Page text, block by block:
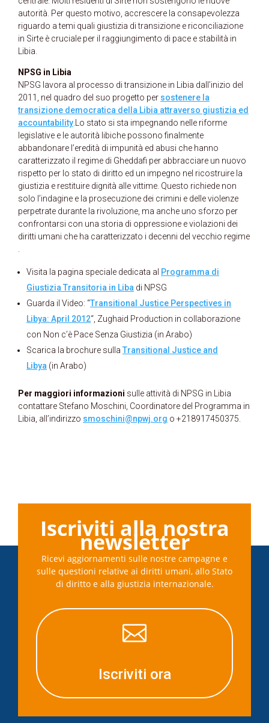
autorità. Per questo motivo, accrescere la consapevolezza
riguardo a temi quali giustizia di transizione e riconciliazione
in Sirte è cruciale per il raggiungimento di pace e stabilità in
Libia.
NPSG in Libia
NPSG lavora al processo di transizione in Libia dall’inizio del
2011, nel quadro del suo progetto per sostenere la
transizione democratica della Libia attraverso giustizia ed
accountability .Lo stato si sta impegnando nelle riforme
legislative e le autorità libiche possono finalmente
abbandonare l’eredità di impunità ed abusi che hanno
caratterizzato il regime di Gheddafi per abbracciare un nuovo
rispetto per lo stato di diritto ed un impegno nel ricostruire la
giustizia e restituire dignità alle vittime. Questo richiede non
solo l’indagine e la prosecuzione dei crimini e delle violenze
perpetrate durante la rivoluzione, ma anche uno sforzo per
confrontarsi con una storia di oppressione e violazioni dei
diritti umani che ha caratterizzato i decenni del vecchio regime
Visita la pagina speciale dedicata al Programma di
Giustizia Transitoria in Liba di NPSG
Guarda il Video: “Transitional Justice Perspectives in
Libya: April 2012“, Zughaid Production in collaborazione
con Non c’è Pace Senza Giustizia (in Arabo)
Scarica la brochure sulla Transitional Justice and
Libya (in Arabo)
Per maggiori informazioni sulle attività di NPSG in Libia
contattare Stefano Moschini, Coordinatore del Programma in
Libia, all’indirizzo smoschini@npwj.org o +218917450375.
Iscriviti alla nostra
newsletter
Ricevi aggiornamenti sulle nostre campagne e
sulle questioni relative ai diritti umani, allo Stato
di diritto e alla giustizia internazionale.

Iscriviti ora